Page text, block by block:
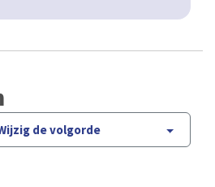
de volgorde